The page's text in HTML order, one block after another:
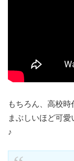
もちろん、高校時
まぶしいほど可
♪